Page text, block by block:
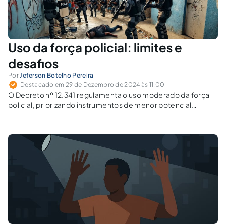
Uso da força policial: limites e
desafios
Por Jeferson Botelho Pereira
Destacado em 29 de Dezembro de 2024 às 11:00
O Decreto nº 12.341 regulamenta o uso moderado da força
policial, priorizando instrumentos de menor potencial
discriminação?